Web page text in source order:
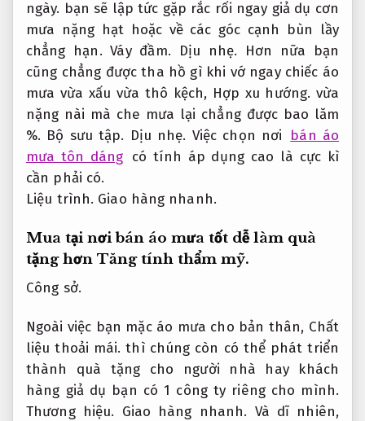
ngày. bạn sẽ lập tức gặp rắc rối ngay giả dụ cơn
mưa nặng hạt hoặc về các góc cạnh bùn lầy
chẳng hạn.Váy đầm. Dịu nhẹ. Hơn nữa bạn
cũng chẳng được tha hồ gì khi vớ ngay chiếc áo
mưa vừa xấu vừa thô kệch, Hợp xu hướng. vừa
nặng nài mà che mưa lại chẳng được bao lăm
%. Bộ sưu tập. Dịu nhẹ. Việc chọn nơi
bán áo
mưa tôn dáng có tính áp dụng cao là cực kì
cần phải có.
Liệu trình. Giao hàng nhanh.
Mua tại nơi bán áo mưa tốt dễ làm quà
tặng hơn Tăng tính thẩm mỹ.
Công sở.
Ngoài việc bạn mặc áo mưa cho bản thân, Chất
liệu thoải mái. thì chúng còn có thể phát triển
thành quà tặng cho người nhà hay khách
hàng giả dụ bạn có 1 công ty riêng cho mình.
Thương hiệu. Giao hàng nhanh. Và dĩ nhiên,